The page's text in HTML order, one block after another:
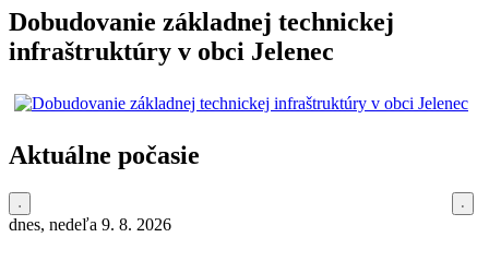
Dobudovanie základnej technickej
infraštruktúry v obci Jelenec
Aktuálne počasie
dnes, nedeľa 9. 8. 2026